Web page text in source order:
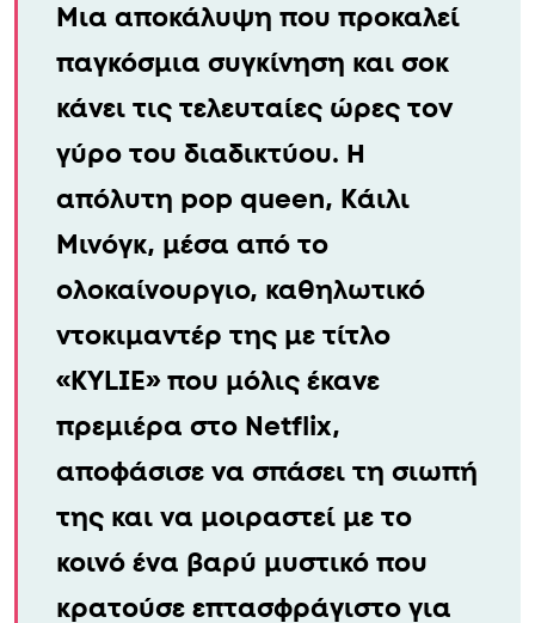
Μια αποκάλυψη που προκαλεί
παγκόσμια συγκίνηση και σοκ
κάνει τις τελευταίες ώρες τον
γύρο του διαδικτύου. Η
απόλυτη pop queen, Κάιλι
Μινόγκ, μέσα από το
ολοκαίνουργιο, καθηλωτικό
ντοκιμαντέρ της με τίτλο
«KYLIE» που μόλις έκανε
πρεμιέρα στο Netflix,
αποφάσισε να σπάσει τη σιωπή
της και να μοιραστεί με το
κοινό ένα βαρύ μυστικό που
κρατούσε επτασφράγιστο για